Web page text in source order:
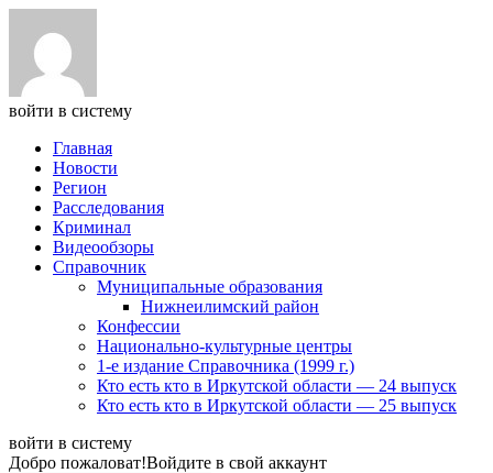
войти в систему
Главная
Новости
Регион
Расследования
Криминал
Видеообзоры
Справочник
Муниципальные образования
Нижнеилимский район
Конфессии
Национально-культурные центры
1-е издание Справочника (1999 г.)
Кто есть кто в Иркутской области — 24 выпуск
Кто есть кто в Иркутской области — 25 выпуск
войти в систему
Добро пожаловат!Войдите в свой аккаунт